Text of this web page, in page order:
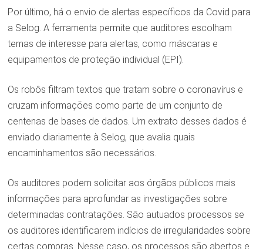
Por último, há o envio de alertas específicos da Covid para
a Selog. A ferramenta permite que auditores escolham
temas de interesse para alertas, como máscaras e
equipamentos de proteção individual (EPI).
Os robôs filtram textos que tratam sobre o coronavírus e
cruzam informações como parte de um conjunto de
centenas de bases de dados. Um extrato desses dados é
enviado diariamente à Selog, que avalia quais
encaminhamentos são necessários.
Os auditores podem solicitar aos órgãos públicos mais
informações para aprofundar as investigações sobre
determinadas contratações. São autuados processos se
os auditores identificarem indícios de irregularidades sobre
certas compras. Nesse caso, os processos são abertos e